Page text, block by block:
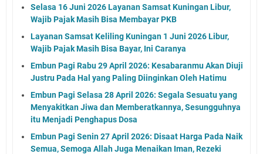
Selasa 16 Juni 2026 Layanan Samsat Kuningan Libur,
Wajib Pajak Masih Bisa Membayar PKB
Layanan Samsat Keliling Kuningan 1 Juni 2026 Libur,
Wajib Pajak Masih Bisa Bayar, Ini Caranya
Embun Pagi Rabu 29 April 2026: Kesabaranmu Akan Diuji
Justru Pada Hal yang Paling Diinginkan Oleh Hatimu
Embun Pagi Selasa 28 April 2026: Segala Sesuatu yang
Menyakitkan Jiwa dan Memberatkannya, Sesungguhnya
itu Menjadi Penghapus Dosa
Embun Pagi Senin 27 April 2026: Disaat Harga Pada Naik
Semua, Semoga Allah Juga Menaikan Iman, Rezeki